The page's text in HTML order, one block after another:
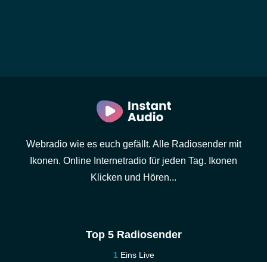
Webradio wie es euch gefällt. Alle Radiosender mit
Ikonen. Online Internetradio für jeden Tag. Ikonen
Klicken und Hören...
Top 5 Radiosender
Eins Live